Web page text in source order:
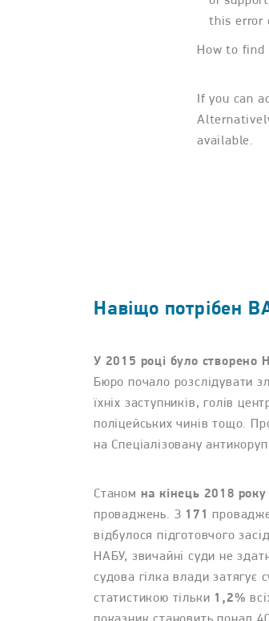
this error
How to find
If you can
available.
Навіщо потрібен
У 2015 році було створено
Бюро почало розслідувати
їхніх заступників, голів
поліцейських чинів тощо.
на Спеціалізовану
Станом на кінець 2018 року
проваджень. З 171
відбулося підготовчого
НАБУ, звичайні суди не
судова гілка влади затягує
статистикою тільки 1,2%